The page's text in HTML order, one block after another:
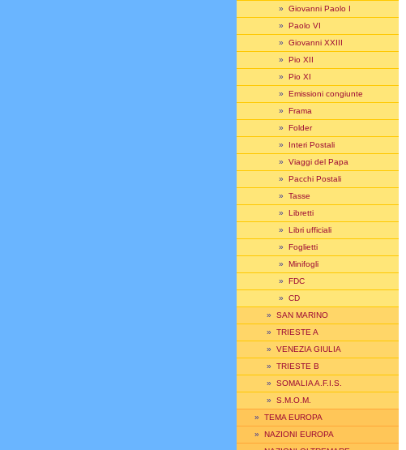
» Giovanni Paolo I
» Paolo VI
» Giovanni XXIII
» Pio XII
» Pio XI
» Emissioni congiunte
» Frama
» Folder
» Interi Postali
» Viaggi del Papa
» Pacchi Postali
» Tasse
» Libretti
» Libri ufficiali
» Foglietti
» Minifogli
» FDC
» CD
» SAN MARINO
» TRIESTE A
» VENEZIA GIULIA
» TRIESTE B
» SOMALIA A.F.I.S.
» S.M.O.M.
» TEMA EUROPA
» NAZIONI EUROPA